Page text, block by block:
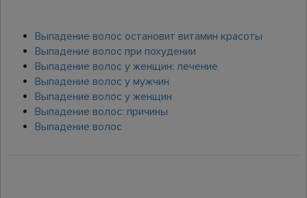
Выпадение волос остановит витамин красоты
Выпадение волос при похудении
Выпадение волос у женщин: лечение
Выпадение волос у мужчин
Выпадение волос у женщин
Выпадение волос: причины
Выпадение волос